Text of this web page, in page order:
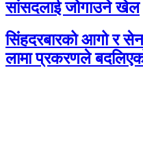
सांसदलाई जोगाउने खेल
सिंहदरबारको आगो र
लामा प्रकरणले